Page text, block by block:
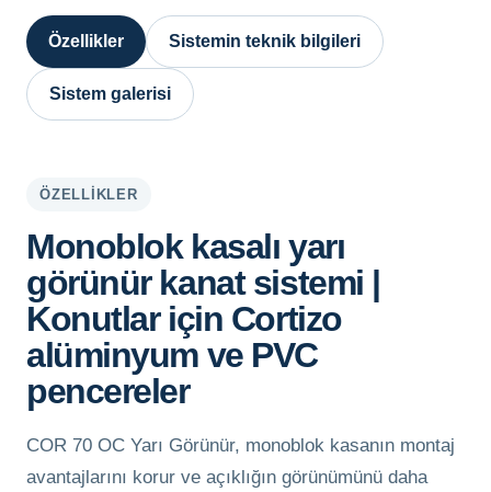
Özellikler Sistemin teknik bilgileri
Sistem galerisi
ÖZELLIKLER
Monoblok kasalı yarı
görünür kanat sistemi |
Konutlar için Cortizo
alüminyum ve PVC
pencereler
COR 70 OC Yarı Görünür, monoblok kasanın montaj
avantajlarını korur ve açıklığın görünümünü daha